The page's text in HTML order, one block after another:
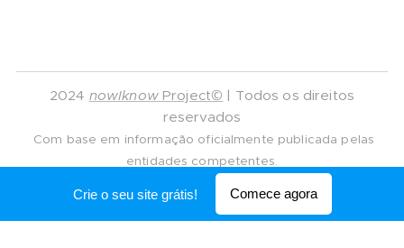
2024 nowIknow Project© | Todos os direitos
reservados
Com base em informação oficialmente publicada pelas
entidades competentes.
Desenvolvido por Webnode
Crie o seu site grátis! Comece agora